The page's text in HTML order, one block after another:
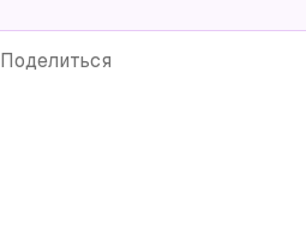
Поделиться